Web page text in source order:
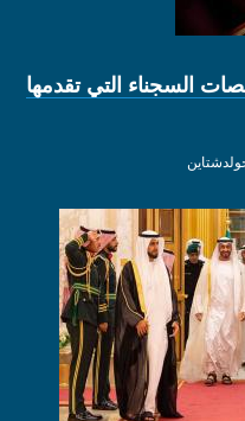
السجناء التي تقدمها